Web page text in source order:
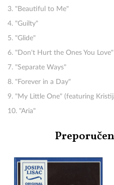
3. "Beautiful to Me"
4. "Guilty"
5. "Glide"
6. "Don't Hurt the Ones You Love"
7. "Separate Ways"
8. "Forever in a Day"
9. "My Little One" (featuring
10. "Aria"